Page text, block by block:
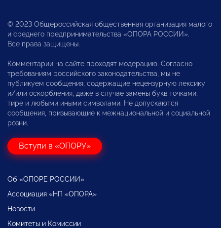
© 2023 Общероссийская общественная организация малого
и среднего предпринимательства «ОПОРА РОССИИ».
Все права защищены.
Комментарии на сайте проходят модерацию. Согласно
требованиям российского законодательства, мы не
публикуем сообщения, содержащие нецензурную лексику
и/или оскорбления, даже в случае замены букв точками,
тире и любыми иными символами. Не допускаются
сообщения, призывающие к межнациональной и социальной
розни.
Вступи в «ОПОРУ»
Об «ОПОРЕ РОССИИ»
Ассоциация «НП «ОПОРА»
Новости
Комитеты и Комиссии